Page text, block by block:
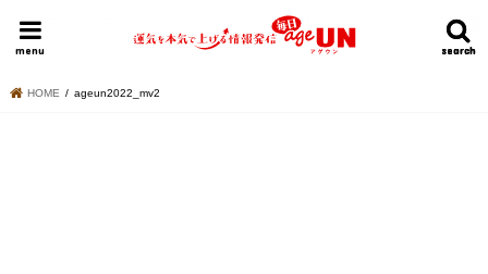
search
search
menu
HOME 明日の運勢ランキング 今週の運勢
HOME ageun2022_mv2